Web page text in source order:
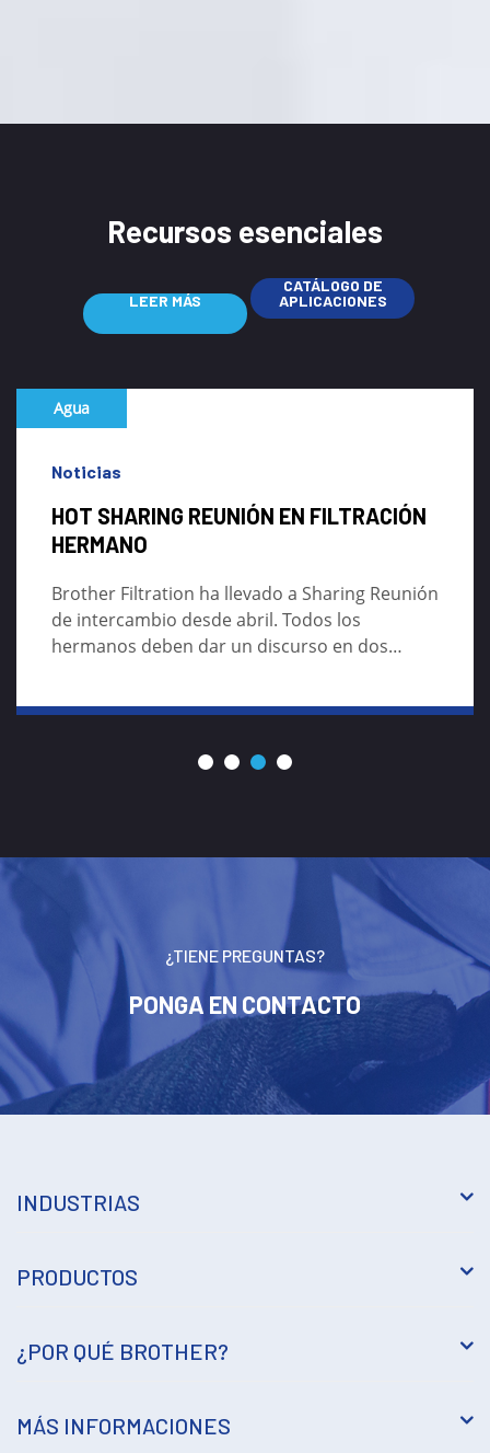
Recursos esenciales
LEER MÁS
CATÁLOGO DE
APLICACIONES
Agua
Noticias
HOT SHARING REUNIÓN EN FILTRACIÓN
HERMANO
Brother Filtration ha llevado a Sharing Reunión
de intercambio desde abril. Todos los
hermanos deben dar un discurso en dos
¿TIENE PREGUNTAS?
PONGA EN CONTACTO
INDUSTRIAS
PRODUCTOS
¿POR QUÉ BROTHER?
MÁS INFORMACIONES